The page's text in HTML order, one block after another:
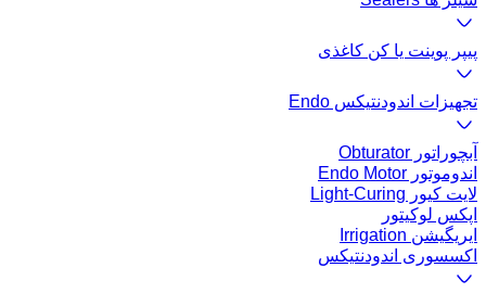
پیپر پوینت یا کن کاغذی
تجهیزات اندودنتیکس Endo
آبچوراتور Obturator
اندوموتور Endo Motor
لایت کیور Light-Curing
اپکس لوکیتور
ایریگیشن Irrigation
اکسسوری اندودنتیکس